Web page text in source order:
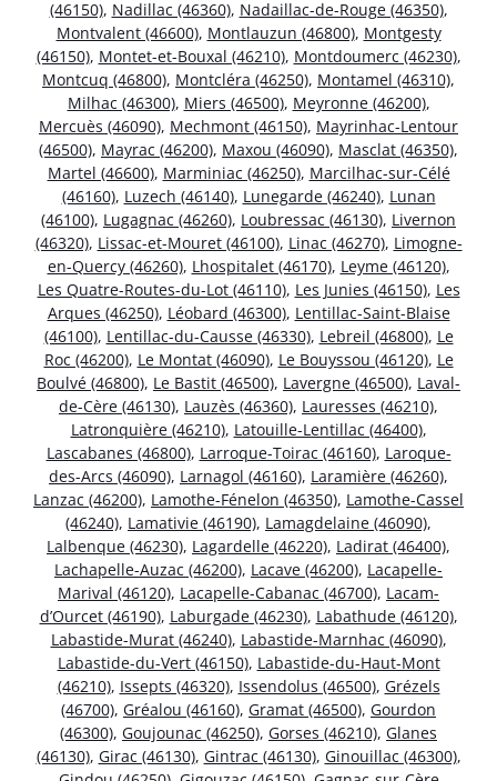
(46150), Nadillac (46360), Nadaillac-de-Rouge (46350),
Montvalent (46600), Montlauzun (46800), Montgesty
(46150), Montet-et-Bouxal (46210), Montdoumerc (46230),
Montcuq (46800), Montcléra (46250), Montamel (46310),
Milhac (46300), Miers (46500), Meyronne (46200),
Mercuès (46090), Mechmont (46150), Mayrinhac-Lentour
(46500), Mayrac (46200), Maxou (46090), Masclat (46350),
Martel (46600), Marminiac (46250), Marcilhac-sur-Célé
(46160), Luzech (46140), Lunegarde (46240), Lunan
(46100), Lugagnac (46260), Loubressac (46130), Livernon
(46320), Lissac-et-Mouret (46100), Linac (46270), Limogne-
en-Quercy (46260), Lhospitalet (46170), Leyme (46120),
Les Quatre-Routes-du-Lot (46110), Les Junies (46150), Les
Arques (46250), Léobard (46300), Lentillac-Saint-Blaise
(46100), Lentillac-du-Causse (46330), Lebreil (46800), Le
Roc (46200), Le Montat (46090), Le Bouyssou (46120), Le
Boulvé (46800), Le Bastit (46500), Lavergne (46500), Laval-
de-Cère (46130), Lauzès (46360), Lauresses (46210),
Latronquière (46210), Latouille-Lentillac (46400),
Lascabanes (46800), Larroque-Toirac (46160), Laroque-
des-Arcs (46090), Larnagol (46160), Laramière (46260),
Lanzac (46200), Lamothe-Fénelon (46350), Lamothe-Cassel
(46240), Lamativie (46190), Lamagdelaine (46090),
Lalbenque (46230), Lagardelle (46220), Ladirat (46400),
Lachapelle-Auzac (46200), Lacave (46200), Lacapelle-
Marival (46120), Lacapelle-Cabanac (46700), Lacam-
d’Ourcet (46190), Laburgade (46230), Labathude (46120),
Labastide-Murat (46240), Labastide-Marnhac (46090),
Labastide-du-Vert (46150), Labastide-du-Haut-Mont
(46210), Issepts (46320), Issendolus (46500), Grézels
(46700), Gréalou (46160), Gramat (46500), Gourdon
(46300), Goujounac (46250), Gorses (46210), Glanes
(46130), Girac (46130), Gintrac (46130), Ginouillac (46300),